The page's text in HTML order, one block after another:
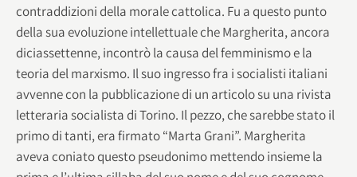
contraddizioni della morale cattolica. Fu a questo punto
della sua evoluzione intellettuale che Margherita, ancora
diciassettenne, incontrò la causa del femminismo e la
teoria del marxismo. Il suo ingresso fra i socialisti italiani
avvenne con la pubblicazione di un articolo su una rivista
letteraria socialista di Torino. Il pezzo, che sarebbe stato il
primo di tanti, era firmato “Marta Grani”. Margherita
aveva coniato questo pseudonimo mettendo insieme la